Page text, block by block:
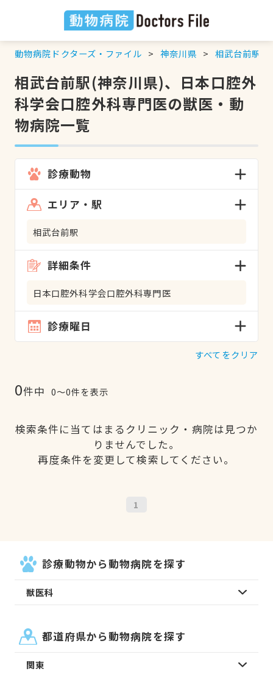
動物病院ドクターズ・ファイル 神奈川県 相武台前駅
相武台前駅(神奈川県)、日本口腔外
科学会口腔外科専門医の獣医・動
物病院一覧
診療動物
エリア・駅
相武台前駅
詳細条件
日本口腔外科学会口腔外科専門医
診療曜日
すべてをクリア
0件中 0〜0件を表示
検索条件に当てはまるクリニック・病院は見つか
りませんでした。
再度条件を変更して検索してください。
1
診療動物から動物病院を探す
獣医科
都道府県から動物病院を探す
関東